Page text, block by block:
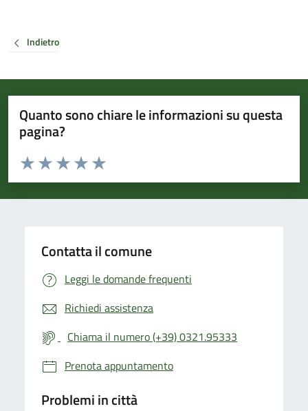
Indietro
Quanto sono chiare le informazioni su questa
pagina?
Valuta da 1 a 5 stelle la pagina
Valuta 5 stelle su 5
Valuta 4 stelle su 5
Valuta 3 stelle su 5
Valuta 2 stelle su 5
Valuta 1 stelle su 5
Contatta il comune
Leggi le domande frequenti
Richiedi assistenza
Chiama il numero (+39) 0321.95333
Prenota appuntamento
Problemi in città